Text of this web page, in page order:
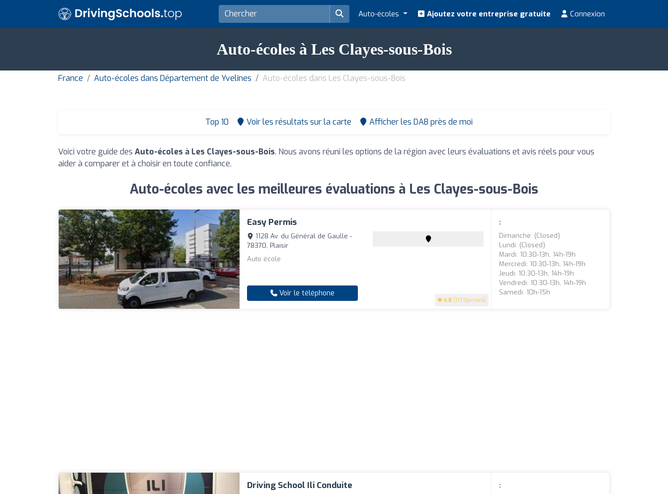
Auto-écoles Ajoutez votre entreprise gratuite Connexion
Auto-écoles à Les Clayes-sous-Bois
France Auto-écoles dans Département de Yvelines Auto-écoles dans Les Clayes-sous-Bois
Top 10 Voir les résultats sur la carte Afficher les DAB près de moi
Voici votre guide des Auto-écoles à Les Clayes-sous-Bois. Nous avons réuni les options de la région avec leurs évaluations et avis réels pour vous
aider à comparer et à choisir en toute confiance.
Auto-écoles avec les meilleures évaluations à Les Clayes-sous-Bois
Easy Permis
4.8 (177 Opinions)
1128 Av. du Général de Gaulle -
78370, Plaisir
Auto école
Voir le téléphone
:
Dimanche: (closed)
Lundi: (closed)
Mardi: 10:30-13h, 14h-19h
Mercredi: 10:30-13h, 14h-19h
Jeudi: 10:30-13h, 14h-19h
Vendredi: 10:30-13h, 14h-19h
Samedi: 10h-15h
Driving School Ili Conduite
: